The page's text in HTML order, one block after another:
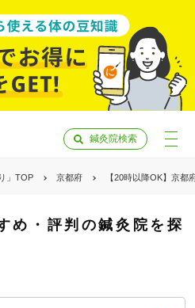
鍼灸院検索
」TOP 京都府 【20時以降OK】京都
め・評判の鍼灸院を探